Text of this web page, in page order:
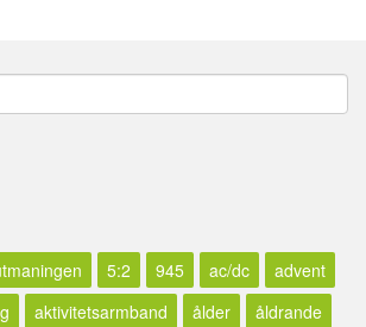
5:2 945 ac/dc
advent
aktivitetsarmband ålder
åldrande